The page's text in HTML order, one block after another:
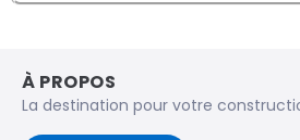
À PROPOS
La destination pour votre